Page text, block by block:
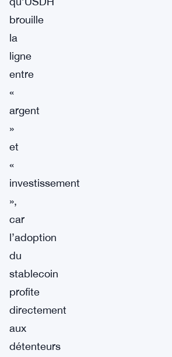
brouille
la
ligne
entre
«
argent
»
et
«
investissement
»,
car
l’adoption
du
stablecoin
profite
directement
aux
détenteurs